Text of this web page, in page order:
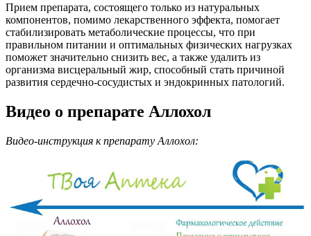
Прием препарата, состоящего только из натуральных
компонентов, помимо лекарственного эффекта, помогает
стабилизировать метаболические процессы, что при
правильном питании и оптимальных физических нагрузках
поможет значительно снизить вес, а также удалить из
организма висцеральный жир, способный стать причиной
развития сердечно-сосудистых и эндокринных патологий.
Видео о препарате Аллохол
Видео-инструкция к препарату Аллохол: